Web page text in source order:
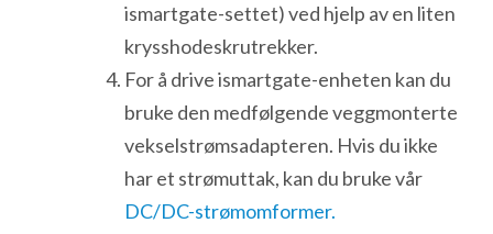
ismartgate-settet) ved hjelp av en liten
krysshodeskrutrekker.
For å drive ismartgate-enheten kan du
bruke den medfølgende veggmonterte
vekselstrømsadapteren. Hvis du ikke
har et strømuttak, kan du bruke vår
DC/DC-strømomformer.